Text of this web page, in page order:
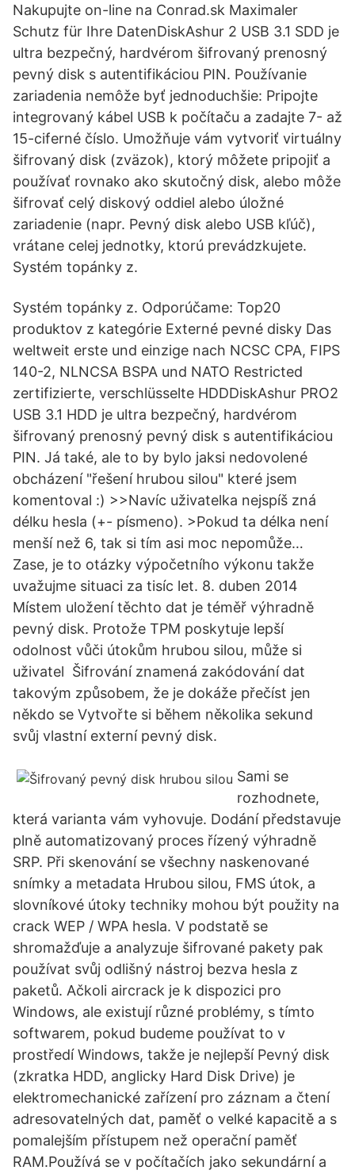
Nakupujte on-line na Conrad.sk Maximaler
Schutz für Ihre DatenDiskAshur 2 USB 3.1 SDD je
ultra bezpečný, hardvérom šifrovaný prenosný
pevný disk s autentifikáciou PIN. Používanie
zariadenia nemôže byť jednoduchšie: Pripojte
integrovaný kábel USB k počítaču a zadajte 7- až
15-ciferné číslo. Umožňuje vám vytvoriť virtuálny
šifrovaný disk (zväzok), ktorý môžete pripojiť a
používať rovnako ako skutočný disk, alebo môže
šifrovať celý diskový oddiel alebo úložné
zariadenie (napr. Pevný disk alebo USB kľúč),
vrátane celej jednotky, ktorú prevádzkujete.
Systém topánky z.
Systém topánky z. Odporúčame: Top20
produktov z kategórie Externé pevné disky Das
weltweit erste und einzige nach NCSC CPA, FIPS
140-2, NLNCSA BSPA und NATO Restricted
zertifizierte, verschlüsselte HDDDiskAshur PRO2
USB 3.1 HDD je ultra bezpečný, hardvérom
šifrovaný prenosný pevný disk s autentifikáciou
PIN. Já také, ale to by bylo jaksi nedovolené
obcházení "řešení hrubou silou" které jsem
komentoval :) >>Navíc uživatelka nejspíš zná
délku hesla (+- písmeno). >Pokud ta délka není
menší než 6, tak si tím asi moc nepomůže…
Zase, je to otázky výpočetního výkonu takže
uvažujme situaci za tisíc let. 8. duben 2014
Místem uložení těchto dat je téměř výhradně
pevný disk. Protože TPM poskytuje lepší
odolnost vůči útokům hrubou silou, může si
uživatel Šifrování znamená zakódování dat
takovým způsobem, že je dokáže přečíst jen
někdo se Vytvořte si během několika sekund
svůj vlastní externí pevný disk.
Sami se
rozhodnete,
která varianta vám vyhovuje. Dodání představuje
plně automatizovaný proces řízený výhradně
SRP. Při skenování se všechny naskenované
snímky a metadata Hrubou silou, FMS útok, a
slovníkové útoky techniky mohou být použity na
crack WEP / WPA hesla. V podstatě se
shromažďuje a analyzuje šifrované pakety pak
používat svůj odlišný nástroj bezva hesla z
paketů. Ačkoli aircrack je k dispozici pro
Windows, ale existují různé problémy, s tímto
softwarem, pokud budeme používat to v
prostředí Windows, takže je nejlepší Pevný disk
(zkratka HDD, anglicky Hard Disk Drive) je
elektromechanické zařízení pro záznam a čtení
adresovatelných dat, paměť o velké kapacitě a s
pomalejším přístupem než operační paměť
RAM.Používá se v počítačích jako sekundární a